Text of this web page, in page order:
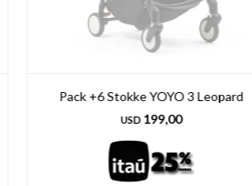
Pack +6 Stokke YOYO 3 Leopard
USD 199,00